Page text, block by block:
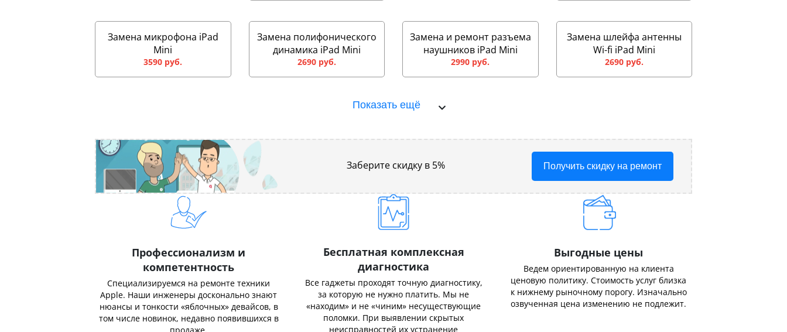
Замена микрофона iPad
Mini
3590 руб.
Замена полифонического
динамика iPad Mini
2690 руб.
Замена и ремонт разъема
наушников iPad Mini
2990 руб.
Замена шлейфа антенны
Wi-fi iPad Mini
2690 руб.
Показать ещё
Заберите скидку в 5% Получить скидку на ремонт
Профессионализм и
компетентность
Специализируемся на ремонте техники
Apple. Наши инженеры досконально знают
нюансы и тонкости «яблочных» девайсов, в
том числе новинок, недавно появившихся в
Бесплатная комплексная
диагностика
Все гаджеты проходят точную диагностику,
за которую не нужно платить. Мы не
«находим» и не «чиним» несуществующие
поломки. При выявлении скрытых
неисправностей их устранение
Выгодные цены
Ведем ориентированную на клиента
ценовую политику. Стоимость услуг близка
к нижнему рыночному порогу. Изначально
озвученная цена изменению не подлежит.